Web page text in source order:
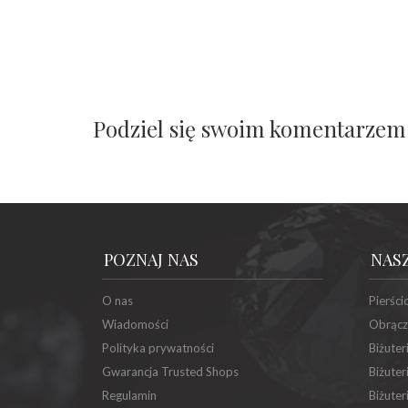
Podziel się swoim
POZNAJ NAS
O nas
Wiadomości
Polityka prywatności
Gwarancja Trusted Shops
Regulamin